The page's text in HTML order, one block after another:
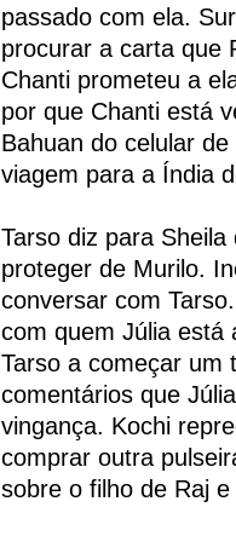
passado com ela.
procurar a carta que
Chanti prometeu a
por que Chanti está
Bahuan do celular
viagem para a Índia
Tarso diz para
proteger de Murilo.
conversar com
com quem Júlia está
Tarso a começar um
comentários que
vingança. Kochi
comprar outra
sobre o filho de Raj